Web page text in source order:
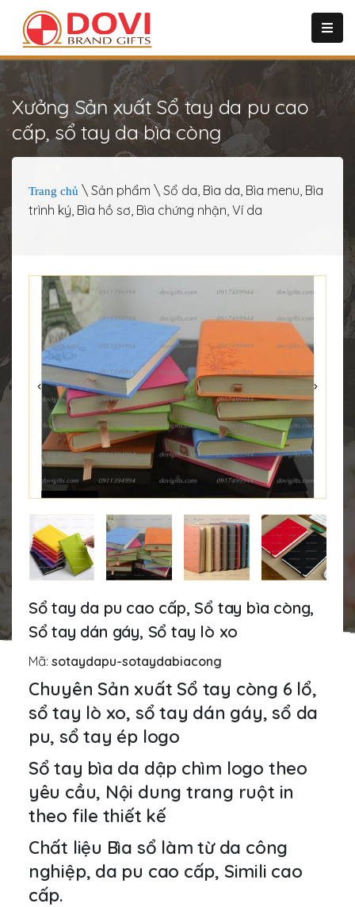
Xưởng Sản xuất Sổ tay da pu cao
cấp, sổ tay da bìa còng
Trang chủ \ Sản phẩm \ Sổ da, Bìa da, Bìa menu, Bìa
trình ký, Bìa hồ sơ, Bìa chứng nhận, Ví da
Sổ tay da pu cao cấp, Sổ tay bìa còng,
Sổ tay dán gáy, Sổ tay lò xo
Mã: sotaydapu-sotaydabiacong
Chuyên Sản xuất Sổ tay còng 6 lổ,
sổ tay lò xo, sổ tay dán gáy, sổ da
pu, sổ tay ép logo
Sổ tay bìa da dập chìm logo theo
yêu cầu, Nội dung trang ruột in
theo file thiết kế
Chất liệu Bìa sổ làm từ da công
nghiệp, da pu cao cấp, Simili cao
cấp.